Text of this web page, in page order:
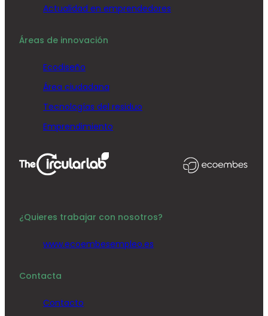
Actualidad en emprendedores
Áreas de innovación
Ecodiseño
Área ciudadana
Tecnologías del residuo
Emprendimiento
¿Quieres trabajar con nosotros?
www.ecoembesempleo.es
Contacta
Contacto